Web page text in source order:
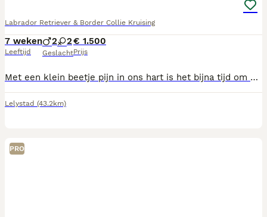
Labrador Retriever & Border Collie Kruising
7 weken
Leeftijd
2 2
Geslacht
€ 1.500
Prijs
Met een klein beetje pijn in ons hart is het bijna tijd om afscheid te nemen van ons prachtige nest van 9 Borador pups, geboren op 19 juni 2026. De meeste pups hebben inmiddels een liefdevol thuis gevonden, maar 4 schatten zoeken nog hun eigen gezin:🩵 2 reutjes🩷 2 teefjes De pups groeien op in huiselijke kring met 4 kinderen in de leeftijd van 9 tot 16 jaar ze krijgen dus lekker veel liefde, aandacht, knuffels en maken dagelijks kennis met allerlei geluiden, mensen en andere dieren. Ze zijn nieuwsgierig, speels en ontwikkelen zich ontzettend mooi. Een Borador (Border Collie × Labrador) is een intelligente, trouwe en aanhankelijke hond die graag deel uitmaakt van het gezin. Ze houden van samen op pad gaan, spelen, leren en natuurlijk lekker knuffelen.
Lelystad (43.2km)
PRO